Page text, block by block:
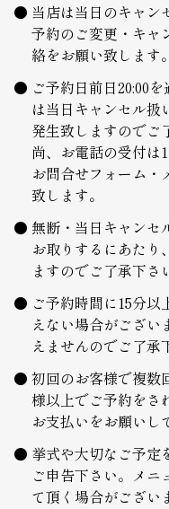
当店は当日のキャン
予約のご変更・キャ
絡をお願い致します。
ご予約日前日20:00
は当日キャンセル扱
発生致しますのでご
尚、お電話の受付は
お問合せフォーム
致します。
無断・当日キャンセ
お取りするにあたり
ますのでご了承下さ
ご予約時間に15分
えない場合がござい
えませんのでご了承
初回のお客様で複数
様以上でご予約をさ
お支払いをお願いし
挙式や大切なご予定
ご申告下さい。メニ
て頂く場合がござい